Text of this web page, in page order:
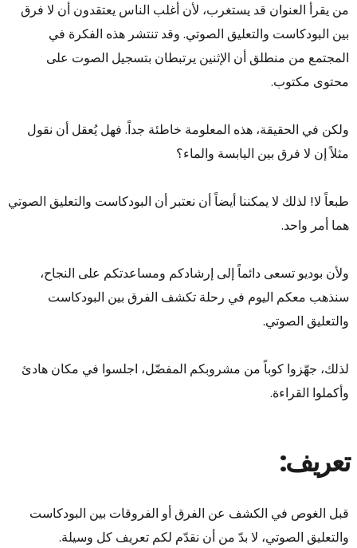
من يقرأ العنوان قد يستغرب، لأن أغلب الناس يعتقدون أن لا فرق
بين البودكاست والتعليق الصوتي. وقد تنتشر هذه الفكرة في
المجتمع من منطلق أن الإثنين يرتبطان بتسجيل الصوت على
محتوى مكتوب.
ولكن في الحقيقة، هذه المعلومة خاطئة جداً. فهل يُعقل أن نقول
مثلاً إن لا فرق بين اليابسة والماء؟
طبعاً لا! لذلك لا يمكننا أيضاً أن نعتبر أن البودكاست والتعليق الصوتي
هما أمر واحد.
ولأن بوديو تسعى دائماً إلى إرشادكم ومساعدتكم على النجاح،
سنذهب معكم اليوم في رحلة تكشف الفرق بين البودكاست
والتعليق الصوتي.
لذلك، جهّزوا كوباً من مشروبكم المفضّل، اجلسوا في مكان هادئ
وأكملوا القراءة.
تعريف:
قبل الغوص في الكشف عن الفرق أو الفروقات بين البودكاست
والتعليق الصوتي، لا بدّ من أن نقدّم لكم تعريف كل وسيلة.